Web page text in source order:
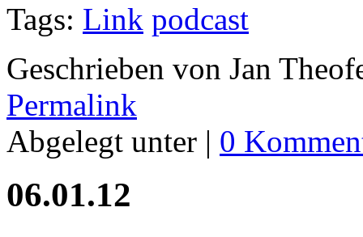
Tags: Link podcast
Geschrieben von Jan
Permalink
Abgelegt unter | 0
06.01.12